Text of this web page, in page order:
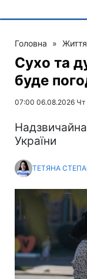
Головна » Життя
Сухо та
буде
07:00 06.08.2026 Чт
України
ТЕТЯНА